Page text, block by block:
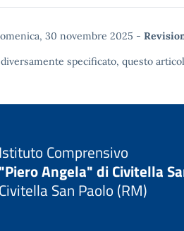
30 novembre 2025 -
specificato, questo
Istituto Comprensivo
"Piero Angela" di Civitella
Civitella San Paolo (RM)